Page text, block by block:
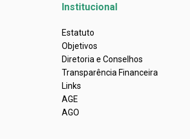
Institucional
Estatuto
Objetivos
Diretoria e Conselhos
Transparência Financeira
Links
AGE
AGO